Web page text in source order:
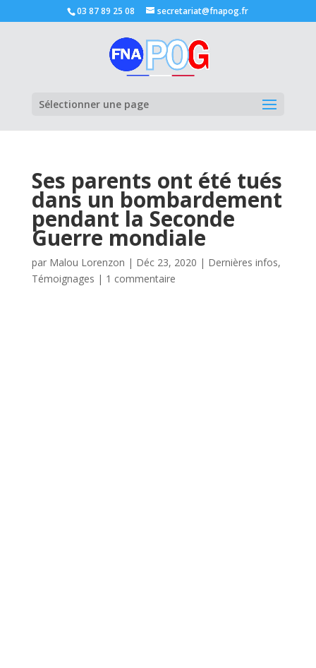
03 87 89 25 08 secretariat@fnapog.fr
Sélectionner une page
Ses parents ont été tués
dans un bombardement
pendant la Seconde
Guerre mondiale
par Malou Lorenzon | Déc 23, 2020 | Dernières infos,
Témoignages | 1 commentaire